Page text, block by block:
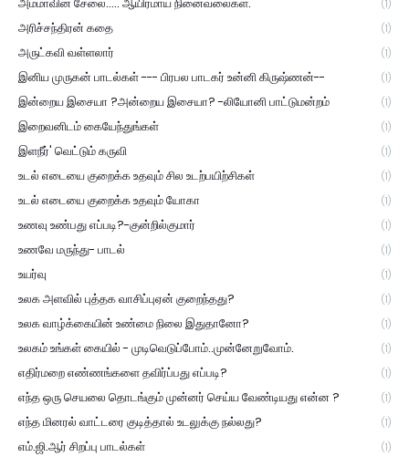
(1)
அரிச்சந்திரன் கதை (1)
அருட்கவி வள்ளலார் (1)
இனிய முருகன் பாடல்கள் --- பிரபல பாடகர் உன்னி கிருஷ்ணன்-- (1)
இன்றைய இசையா ?அன்றைய இசையா? -லியோனி பாட்டுமன்றம் (1)
இறைவனிடம் கையேந்துங்கள் (1)
இளநீர்' வெட்டும் கருவி (1)
உடல் எடையை குறைக்க உதவும் சில உடற்பயிற்சிகள் (1)
உடல் எடையை குறைக்க உதவும் யோகா (1)
உணவு உண்பது எப்படி?-குன்றில்குமார் (1)
உணவே மருந்து- பாடல் (1)
உயர்வு (1)
உலக அளவில் புத்தக வாசிப்புஏன் குறைந்தது? (1)
உலக வாழ்க்கையின் உண்மை நிலை இதுதானோ? (1)
உலகம் உங்கள் கையில் - முடிவெடுப்போம்..முன்னேறுவோம். (1)
எதிர்மறை எண்ணங்களை தவிர்ப்பது எப்படி? (1)
எந்த ஒரு செயலை தொடங்கும் முன்னர் செய்ய வேண்டியது என்ன ? (1)
எந்த மினரல் வாட்டரை குடித்தால் உடலுக்கு நல்லது? (1)
எம்.ஜி.ஆர் சிறப்பு பாடல்கள் (1)